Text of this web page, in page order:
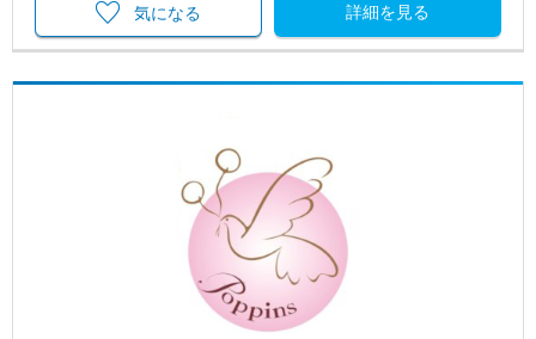
詳細を見る
気になる